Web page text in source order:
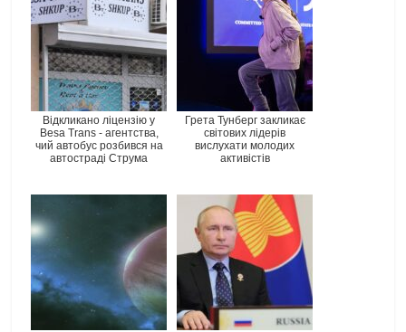
Відкликано ліцензію у
Besa Trans - агентства,
чий автобус розбився на
автостраді Струма
Грета Тунберг закликає
світових лідерів
вислухати молодих
активістів